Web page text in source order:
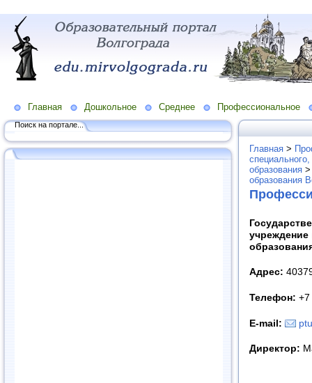
Главная Дошкольное Среднее Профессиональное
Поиск на портале...
Главная >
образования
образования
учреждение
Адрес:
Телефон: +7
E-mail:
Директор: